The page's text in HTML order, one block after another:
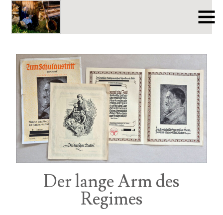
Der lange Arm des
Regimes